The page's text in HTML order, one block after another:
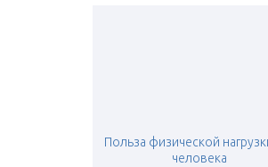
Польза физической
человека